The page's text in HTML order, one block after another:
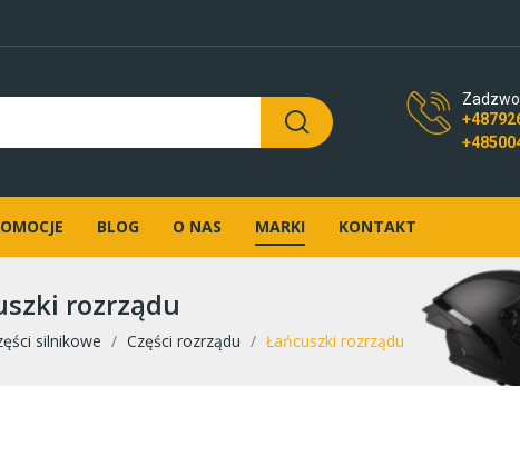
BLOG O NAS MARKI KONTAKT
rozrządu
silnikowe Części rozrządu Łańcuszki rozrządu